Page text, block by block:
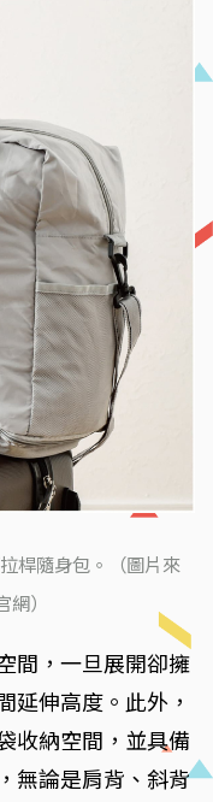
桿隨身包。（圖片來
）
間，一旦展開卻擁
延伸高度。此外，
收納空間，並具備
無論是肩背、斜背